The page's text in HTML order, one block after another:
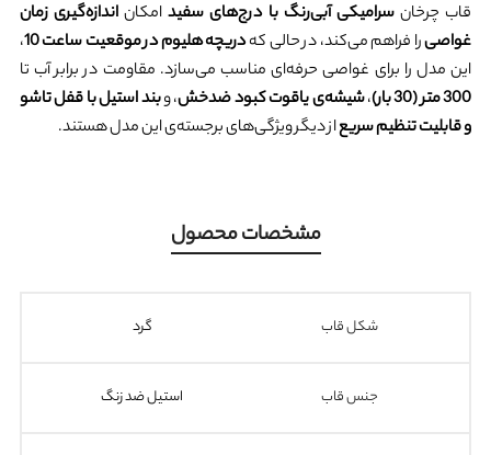
قاب چرخانسرامیکی آبی‌رنگ با درج‌های سفیدامکان اندازه‌گیری زمان
غواصیرا فراهم می‌کند، در حالی کهدریچه هلیوم در موقعیت ساعت 10
،
این مدل را برای غواصی حرفه‌ای مناسب می‌سازد. مقاومت در برابر آب تا
300 متر (30 بار)
،شیشه‌ی یاقوت کبود ضدخش، وبند استیل با قفل تاشو
و قابلیت تنظیم سریعاز دیگر ویژگی‌های برجسته‌ی این مدل هستند.
مشخصات محصول
شکل قاب گرد
جنس قاب استیل ضد زنگ